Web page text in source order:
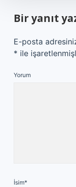
Bir yanıt
E-posta
* ile
Yorum
İsim*